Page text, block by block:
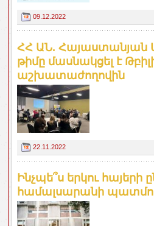
09.12.2022
ՀՀ ԱՆ. Հայաստանյան
թիմը մասնակցել է
աշխատաժողովին
22.11.2022
Ինչպե՞ս երկու հայերի
համալսարանի